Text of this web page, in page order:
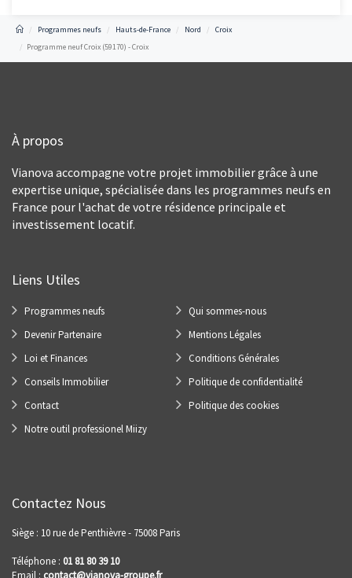
Programmes neufs Hauts-de-France Nord
Croix
Programme neuf Croix (59170) - Croix
À propos
Vianova accompagne votre projet immobilier grâce à une
expertise unique, spécialisée dans les programmes neufs en
France pour l'achat de votre résidence principale et
investissement locatif.
Liens Utiles
Programmes neufs
Devenir Partenaire
Loi et Finances
Conseils Immobilier
Contact
Notre outil professionel Miizy
Qui sommes-nous
Mentions Légales
Conditions Générales
Politique de confidentialité
Politique des cookies
Contactez Nous
Siège : 10 rue de Penthièvre - 75008 Paris
Téléphone : 01 81 80 39 10
Email : contact@vianova-groupe.fr